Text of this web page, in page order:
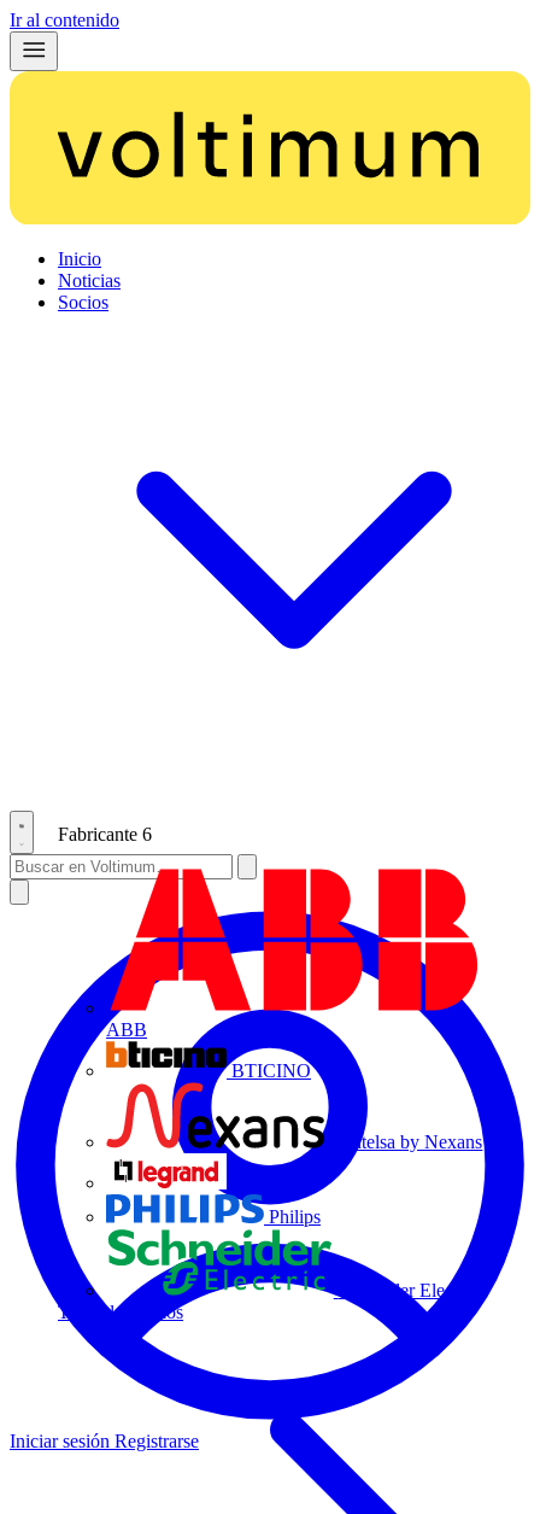
Ir al contenido
Inicio
Noticias
Socios
Fabricante 6
ABB
BTICINO
Centelsa by Nexans
Philips
Schneider Electric
Todos los socios
Iniciar sesión Registrarse